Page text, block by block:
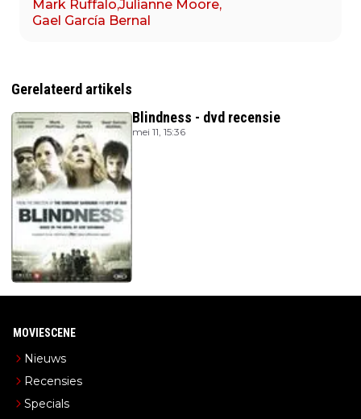
Mark Ruffalo,Julianne Moore,
Gael García Bernal
Gerelateerd artikels
Blindness - dvd recensie
mei 11, 15:36
MOVIESCENE
Nieuws
Recensies
Specials